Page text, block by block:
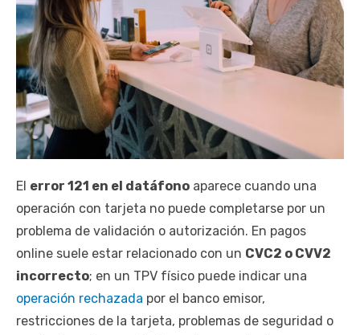
El error 121 en el datáfono aparece cuando una
operación con tarjeta no puede completarse por un
problema de validación o autorización. En pagos
online suele estar relacionado con un CVC2 o CVV2
incorrecto; en un TPV físico puede indicar una
operación rechazada por el banco emisor,
restricciones de la tarjeta, problemas de seguridad o